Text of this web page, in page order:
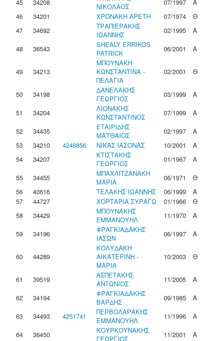
45
34208
ΝΙΚΟΛΑΟΣ
07/1997
Α
46
34201 ΧΡΟΝΑΚΗ ΑΡΕΤΗ 07/1974
Θ
47
34692
ΤΡΑΠΙΕΡΑΚΗΣ
ΙΩΑΝΝΗΣ
02/1995
Α
48
36543
SHEALY ERRIKOS
PATRICK
06/2001 Α
49 34213
ΜΠΟΥΝΑΚΗ
ΚΩΝΣΤΑΝΤΙΝΑ -
ΠΕΛΑΓΙΑ
02/2001 Θ
50 34198
ΔΑΝΕΛΑΚΗΣ
ΓΕΩΡΓΙΟΣ
03/1999
Α
51
34204
ΛΙΟΝΑΚΗΣ
ΚΩΝΣΤΑΝΤΙΝΟΣ
07/1999
Α
52
34435
ΕΤΑΙΡΙΔΗΣ
ΜΑΤΘΑΙΟΣ
02/1997
Α
53
34210 4248856 ΝΙΚΑΣ ΙΑΣΟΝΑΣ 10/2001
Α
54
34207
ΚΤΙΣΤΑΚΗΣ
ΓΕΩΡΓΙΟΣ
01/1967
Α
55
34455
ΜΠΑΧΛΙΤΖΑΝΑΚΗ
ΜΑΡΙΑ
06/1971
Θ
56
40616 ΤΕΛΑΚΗΣ ΙΩΑΝΝΗΣ 06/1999
Α
57
44727 ΧΟΡΤΑΡΙΑ ΣΥΡΑΓΩ 01/1966
Θ
58
34429
ΜΠΟΥΝΑΚΗΣ
ΕΜΜΑΝΟΥΗΛ
11/1970
Α
59
34196
ΦΡΑΓΚΙΑΔΑΚΗΣ
ΙΑΣΩΝ
06/1997 Α
60 44289
ΚΟΛΥΔΑΚΗ
ΑΙΚΑΤΕΡΙΝΗ -
ΜΑΡΙΑ
10/2003 Θ
61 39519
ΑΣΠΕΤΑΚΗΣ
ΑΝΤΩΝΙΟΣ
11/2005
Α
62
34194
ΦΡΑΓΚΙΑΔΑΚΗΣ
ΒΑΡΔΗΣ
09/1985
Α
63
34493 4251741
ΠΕΡΒΟΛΑΡΑΚΗΣ
ΕΜΜΑΝΟΥΗΛ
11/1996
Α
64
36450
ΚΟΥΡΚΟΥΝΑΚΗΣ
ΓΕΩΡΓΙΟΣ
11/2001 Α